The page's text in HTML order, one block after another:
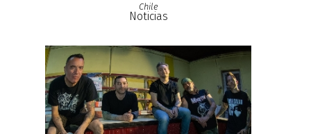
Chile
Noticias